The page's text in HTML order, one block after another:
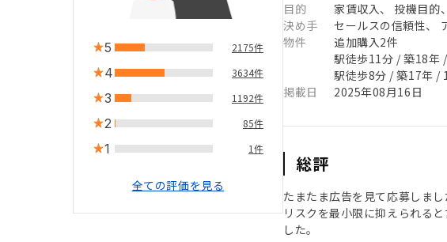
5 2175件
4 3634件
3 1192件
2 85件
1 1件
全ての評価を見る
目的
家賃収入、 投機目的
決め手
セールスの信頼性、
物件
追加購入2件
駅徒歩11分 / 築18年
駅徒歩8分 / 築17年 /
掲載日
2025年08月16日
総評
たまたま広告を見て応募しま
リスクを最小限に抑えられる
した。